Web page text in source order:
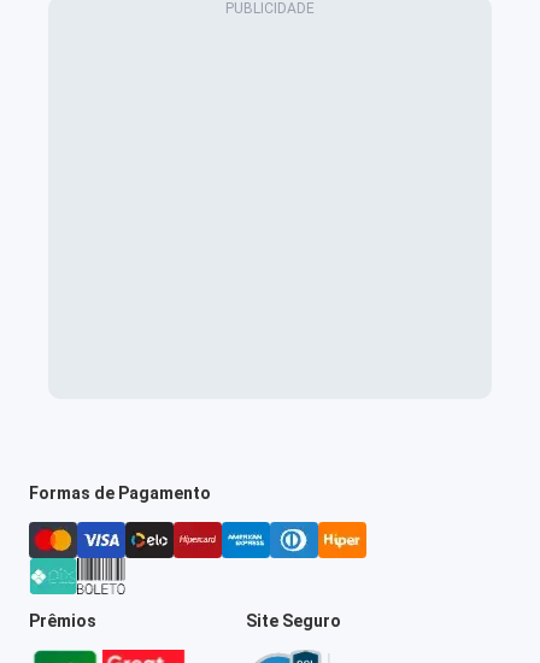
Formas de Pagamento
Prêmios Site Seguro